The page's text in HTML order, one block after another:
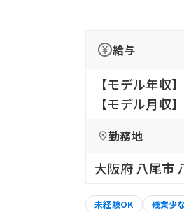
給与
【モデル年
【モデル月
勤務地
大阪府 八尾市
未経験OK 残業少